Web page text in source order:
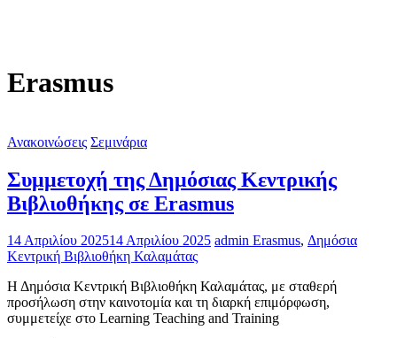
Erasmus
Ανακοινώσεις Σεμινάρια
Συμμετοχή της Δημόσιας Κεντρικής
Βιβλιοθήκης σε Erasmus
14 Απριλίου 202514 Απριλίου 2025 admin Erasmus, Δημόσια
Κεντρική Βιβλιοθήκη Καλαμάτας
Η Δημόσια Κεντρική Βιβλιοθήκη Καλαμάτας, με σταθερή
προσήλωση στην καινοτομία και τη διαρκή επιμόρφωση,
συμμετείχε στο Learning Teaching and Training